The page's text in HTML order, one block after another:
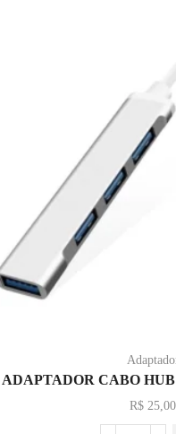
ADAPTADOR CABO HUB
R$ 25,00